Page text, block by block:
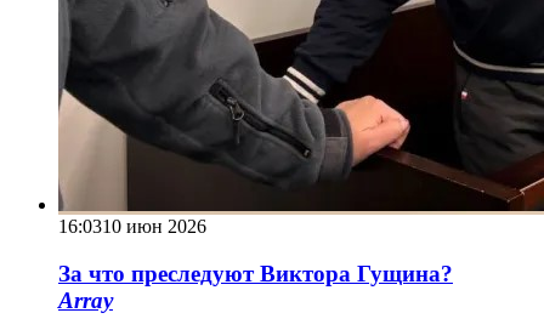
16:0310 июн 2026
За что преследуют Виктора Гущина?
Array